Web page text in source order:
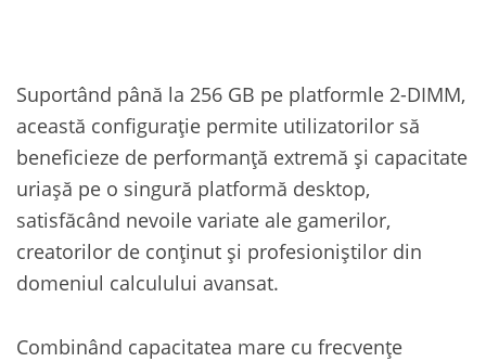
Suportând până la 256 GB pe platformle 2-DIMM,
această configurație permite utilizatorilor să
beneficieze de performanță extremă și capacitate
uriașă pe o singură platformă desktop,
satisfăcând nevoile variate ale gamerilor,
creatorilor de conținut și profesioniștilor din
domeniul calculului avansat.
Combinând capacitatea mare cu frecvențe